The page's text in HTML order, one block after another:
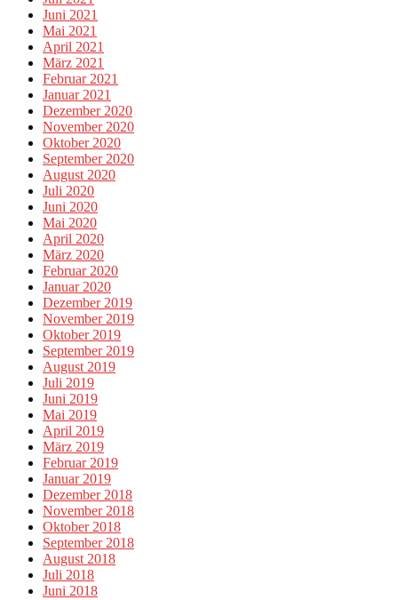
Juni 2021
Mai 2021
April 2021
März 2021
Februar 2021
Januar 2021
Dezember 2020
November 2020
Oktober 2020
September 2020
August 2020
Juli 2020
Juni 2020
Mai 2020
April 2020
März 2020
Februar 2020
Januar 2020
Dezember 2019
November 2019
Oktober 2019
September 2019
August 2019
Juli 2019
Juni 2019
Mai 2019
April 2019
März 2019
Februar 2019
Januar 2019
Dezember 2018
November 2018
Oktober 2018
September 2018
August 2018
Juli 2018
Juni 2018